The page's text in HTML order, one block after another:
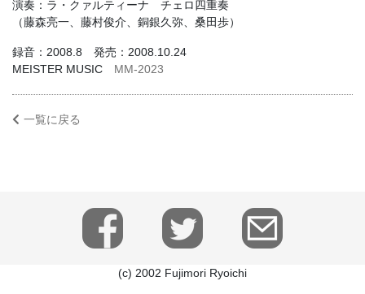
演奏：ラ・クァルティーナ チェロ四重奏
（藤森亮一、藤村俊介、銅銀久弥、桑田歩）
録音：2008.8 発売：2008.10.24
MEISTER MUSIC MM-2023
一覧に戻る
(c) 2002 Fujimori Ryoichi